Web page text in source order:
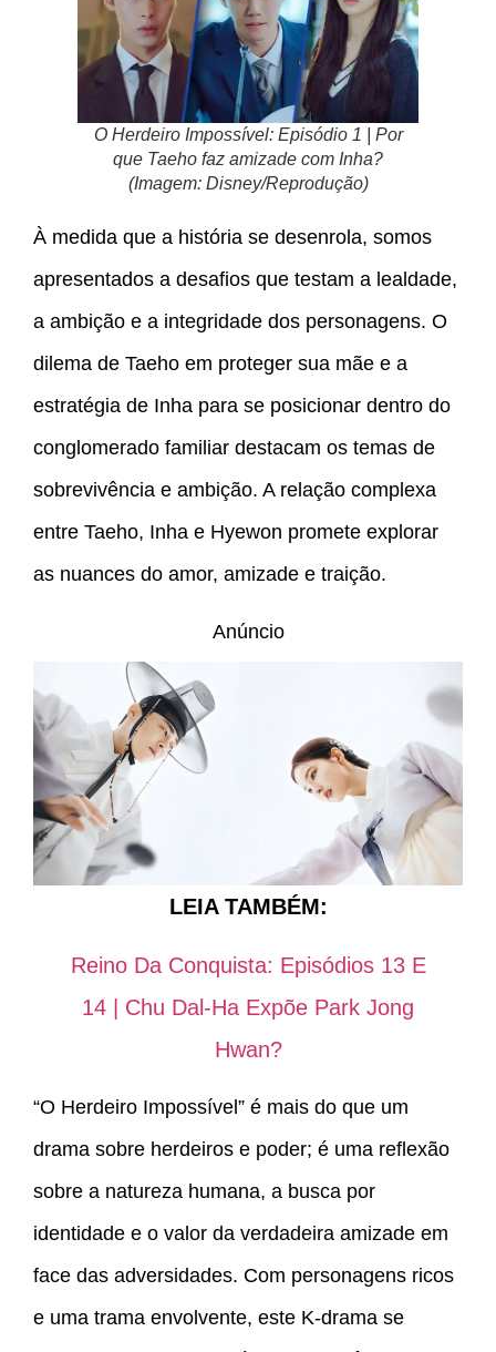
O Herdeiro Impossível: Episódio 1 | Por
que Taeho faz amizade com Inha?
(Imagem: Disney/Reprodução)
À medida que a história se desenrola, somos
apresentados a desafios que testam a lealdade,
a ambição e a integridade dos personagens. O
dilema de Taeho em proteger sua mãe e a
estratégia de Inha para se posicionar dentro do
conglomerado familiar destacam os temas de
sobrevivência e ambição. A relação complexa
entre Taeho, Inha e Hyewon promete explorar
as nuances do amor, amizade e traição.
Anúncio
LEIA TAMBÉM:
Reino Da Conquista: Episódios 13 E
14 | Chu Dal-Ha Expõe Park Jong
Hwan?
“O Herdeiro Impossível” é mais do que um
drama sobre herdeiros e poder; é uma reflexão
sobre a natureza humana, a busca por
identidade e o valor da verdadeira amizade em
face das adversidades. Com personagens ricos
e uma trama envolvente, este K-drama se